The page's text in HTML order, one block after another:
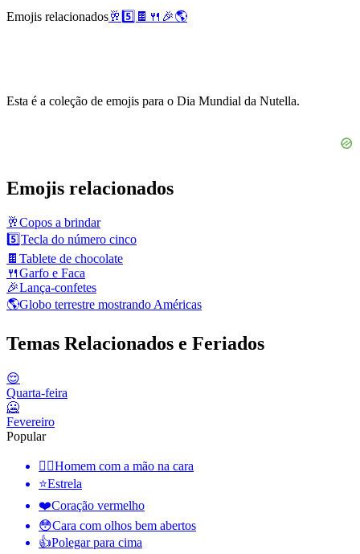
Emojis relacionados🥂 5️⃣ 🍫 🍴 🎉🌎
Esta é a coleção de emojis para o Dia Mundial da Nutella.
Emojis relacionados
🥂Copos a brindar
5️⃣Tecla do número cinco
🍫 Tablete de chocolate
🍴Garfo e Faca
🎉Lança-confetes
🌎Globo terrestre mostrando Américas
Temas Relacionados e Feriados
😌
Quarta-feira
🥶
Fevereiro
Popular
🤦‍♂️Homem com a mão na cara
⭐Estrela
❤️Coração vermelho
😳Cara com olhos bem abertos
👍Polegar para cima